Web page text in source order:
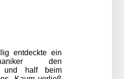
entdeckte ein
den
und half beim